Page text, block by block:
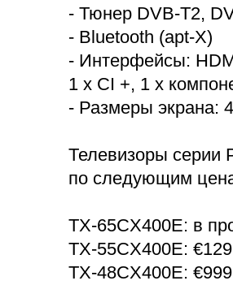
- Тюнер DVB-T2,
- Bluetooth (apt-X)
- Интерфейсы:
1 х CI +, 1 х
- Размеры экрана:
Телевизоры серии
по следующим
TX-65CX400E: в
TX-55CX400E:
TX-48CX400E: